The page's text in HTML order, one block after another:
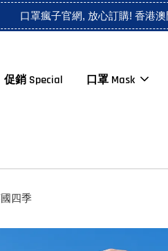
口罩瘋子官網, 放心訂購! 香港
促銷 Special 口罩 Mask
四季